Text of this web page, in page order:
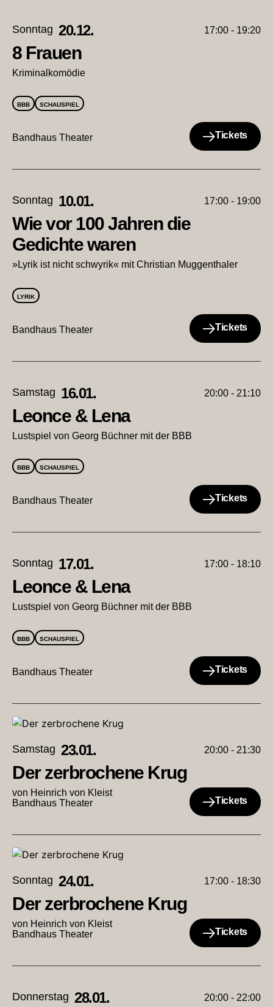
Sonntag 20.12. 17:00 - 19:20
8 Frauen
Kriminalkomödie
BBB SCHAUSPIEL
Bandhaus Theater Tickets
Sonntag 10.01. 17:00 - 19:00
Wie vor 100 Jahren die
Gedichte waren
»Lyrik ist nicht schwyrik« mit Christian Muggenthaler
LYRIK
Bandhaus Theater Tickets
Samstag 16.01. 20:00 - 21:10
Leonce & Lena
Lustspiel von Georg Büchner mit der BBB
BBB SCHAUSPIEL
Bandhaus Theater Tickets
Sonntag 17.01. 17:00 - 18:10
Leonce & Lena
Lustspiel von Georg Büchner mit der BBB
BBB SCHAUSPIEL
Bandhaus Theater Tickets
Samstag 23.01. 20:00 - 21:30
Der zerbrochene Krug
von Heinrich von Kleist
Bandhaus Theater
Tickets
Sonntag 24.01. 17:00 - 18:30
Der zerbrochene Krug
von Heinrich von Kleist
Bandhaus Theater
Tickets
Donnerstag 28.01. 20:00 - 22:00